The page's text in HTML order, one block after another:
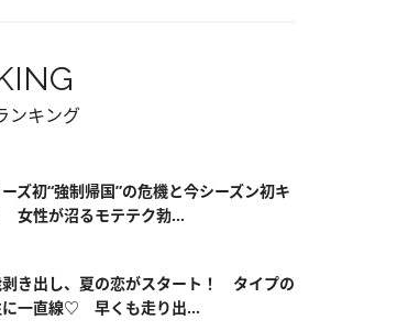
ンキング
ズ初“強制帰国”の危機と今シーズン初キ
女性が沼るモテテク勃...
き出し、夏の恋がスタート！ タイプの
に一直線♡ 早くも走り出...